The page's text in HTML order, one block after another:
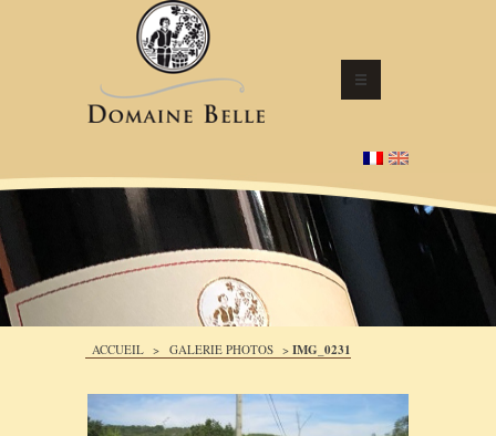
ACCUEIL > GALERIE PHOTOS > IMG_0231